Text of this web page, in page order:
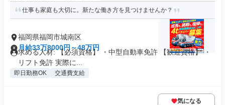
仕事も家庭も大切に。新たな働き方を見つけませんか？
福岡県福岡市城南区
月給33万8000円～48万円
求める人材: 【必須資格】 ・中型自動車免許 【歓迎資格】 ・
リフト免許 実際に...
即日勤務OK 交通費支給
気になる